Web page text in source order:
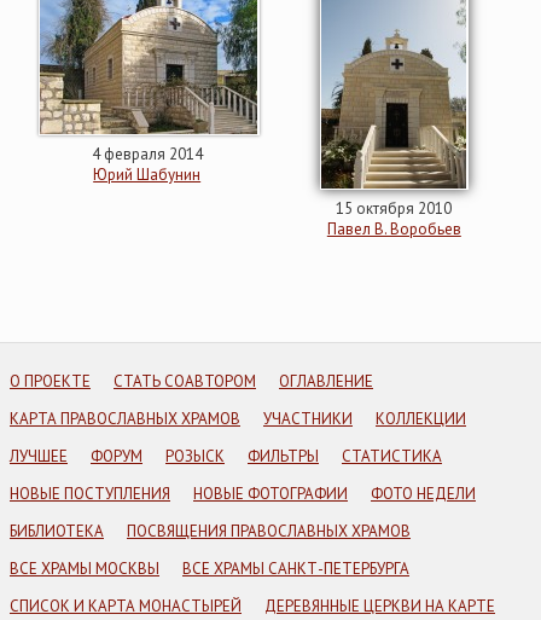
4 февраля 2014
Юрий Шабунин
15 октября 2010
Павел В. Воробьев
О ПРОЕКТЕ СТАТЬ СОАВТОРОМ
ОГЛАВЛЕНИЕ
КАРТА ПРАВОСЛАВНЫХ ХРАМОВ
УЧАСТНИКИ
КОЛЛЕКЦИИ
ЛУЧШЕЕ
ФОРУМ РОЗЫСК ФИЛЬТРЫ
СТАТИСТИКА
НОВЫЕ ПОСТУПЛЕНИЯ
НОВЫЕ ФОТОГРАФИИ
ФОТО НЕДЕЛИ
БИБЛИОТЕКА
ПОСВЯЩЕНИЯ ПРАВОСЛАВНЫХ ХРАМОВ
ВСЕ ХРАМЫ МОСКВЫ
ВСЕ ХРАМЫ САНКТ-ПЕТЕРБУРГА
СПИСОК И КАРТА МОНАСТЫРЕЙ
ДЕРЕВЯННЫЕ ЦЕРКВИ НА КАРТЕ